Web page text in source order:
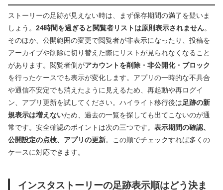
ストーリーの足跡が見えない時は、まず保存期間の満了を疑いま
しょう。 24時間を過ぎると閲覧者リストは原則表示されません。
そのほか、公開範囲の変更で閲覧者が非表示になったり、投稿を
アーカイブや削除に切り替えた際にリストが見られなくなること
があります。閲覧者側がアカウントを削除・非公開化・ブロック
を行ったケースでも表示が変化します。アプリの一時的な不具合
や通信不安定でも消えたように見えるため、再起動や再ログイ
ン、アプリ更新を試してください。ハイライト移行後は足跡の新
規表示は増えないため、過去の一覧を探しても出てこないのが通
常です。安全確認のポイントは次の三つです。 表示期間の確認、
公開設定の点検、アプリの更新。この順でチェックすれば多くの
ケースに対応できます。
インスタストーリーの足跡表示順はどう決ま